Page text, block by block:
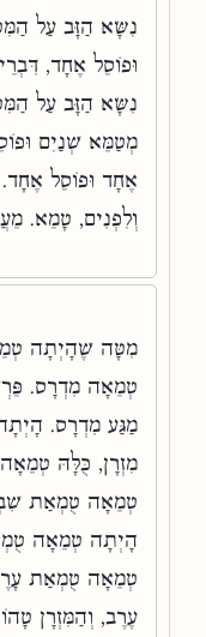
נִשָּׂא הַזָּב עַל
וּפוֹסֵל אֶחָד,
נִשָּׂא הַזָּב עַל
מְטַמֵּא שְׁנַיִם
אֶחָד וּפוֹסֵל
וְלִפְנִים, טָמֵא.
מִטָּה שֶׁהָיְתָה
טְמֵאָה מִדְרָס.
מַגַּע מִדְרָס.
מִזְרָן, כֻּלָּהּ
טְמֵאָה טֻמְאַת
הָיְתָה טְמֵאָה
טְמֵאָה טֻמְאַת
עֶרֶב, וְהַמִּזְרָן